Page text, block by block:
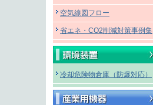
空気線図フロー
省エネ・CO2削減対策事例集
冷却危険物倉庫（防爆対応）